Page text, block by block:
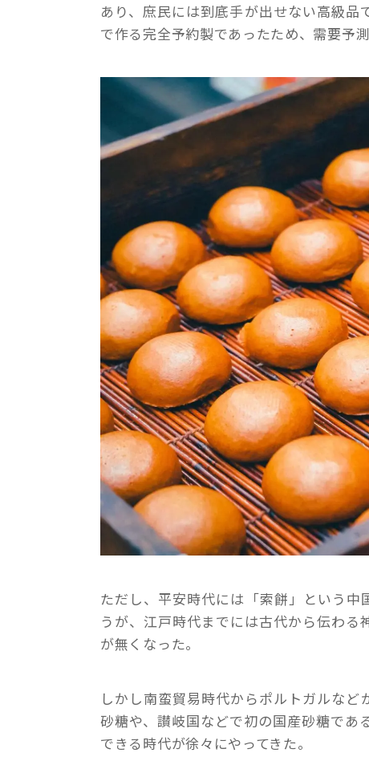
あり、庶民には到底手が出せない高級
で作る完全予約製であったため、需要予
ただし、平安時代には「索餅」という
うが、江戸時代までには古代から伝わ
が無くなった。
しかし南蛮貿易時代からポルトガルな
砂糖や、讃岐国などで初の国産砂糖で
できる時代が徐々にやってきた。